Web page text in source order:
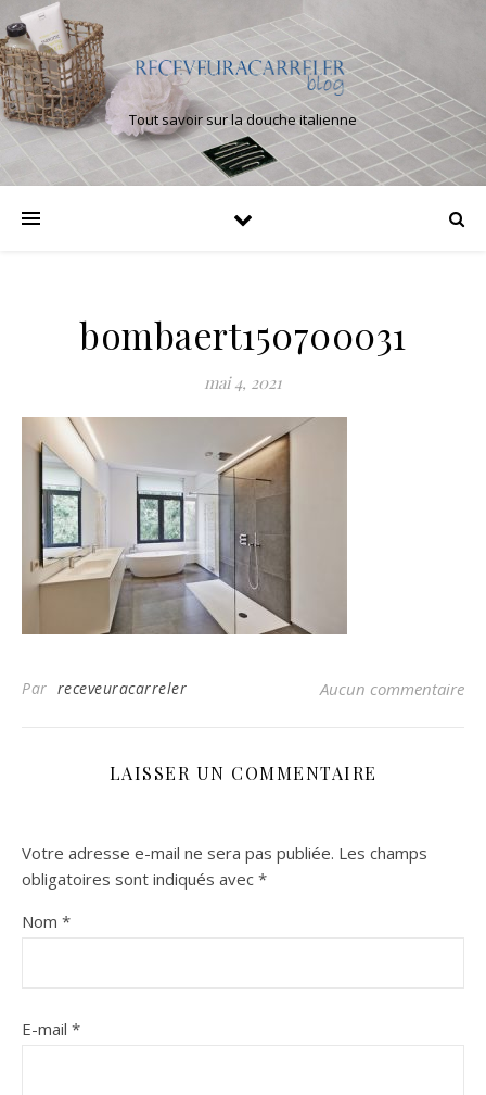
Tout savoir sur la douche italienne
bombaert150700031
mai 4, 2021
Par receveuracarreler Aucun commentaire
LAISSER UN COMMENTAIRE
Votre adresse e-mail ne sera pas publiée. Les champs
obligatoires sont indiqués avec *
Nom *
E-mail *